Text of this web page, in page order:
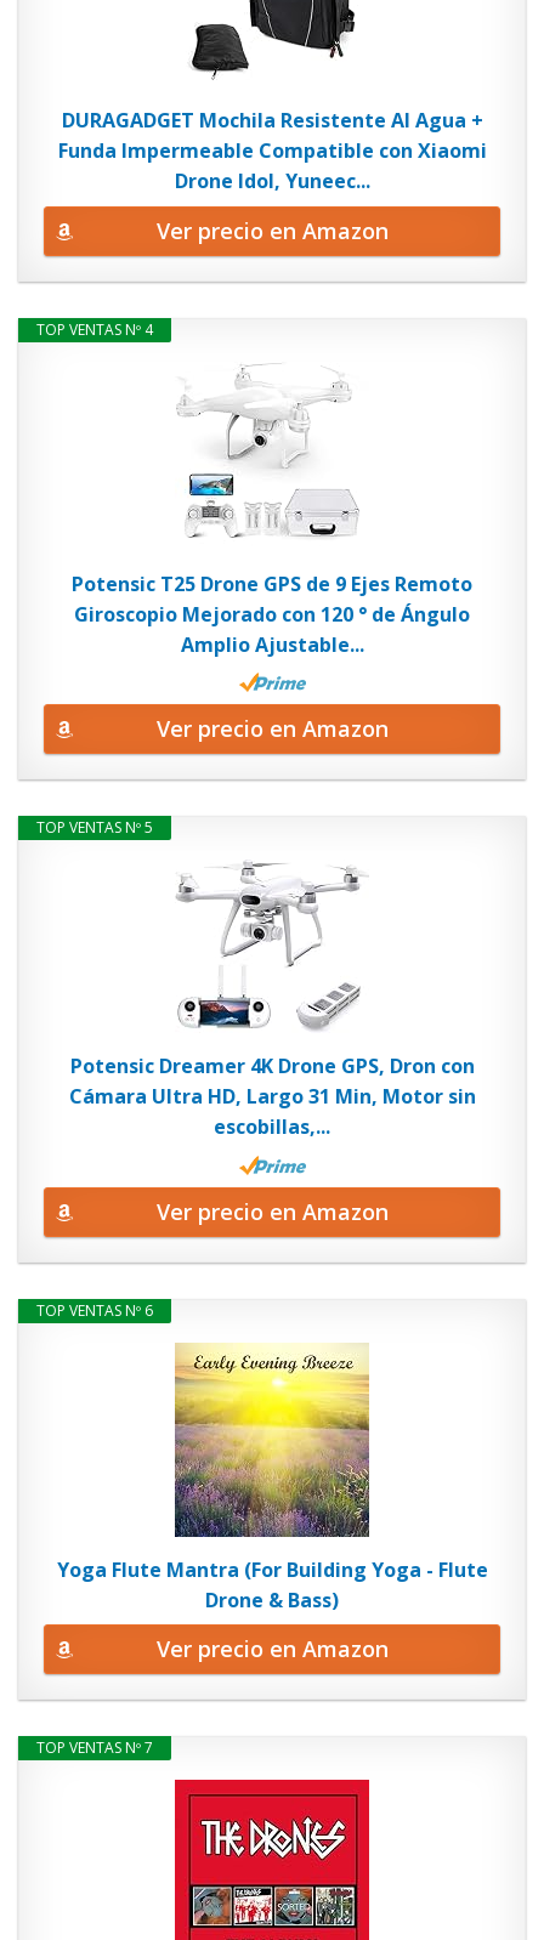
DURAGADGET Mochila Resistente Al Agua +
Funda Impermeable Compatible con Xiaomi
Drone Idol, Yuneec...
Ver precio en Amazon
TOP VENTAS Nº 4
Potensic T25 Drone GPS de 9 Ejes Remoto
Giroscopio Mejorado con 120 ° de Ángulo
Amplio Ajustable...
Ver precio en Amazon
TOP VENTAS Nº 5
Potensic Dreamer 4K Drone GPS, Dron con
Cámara Ultra HD, Largo 31 Min, Motor sin
escobillas,...
Ver precio en Amazon
TOP VENTAS Nº 6
Yoga Flute Mantra (For Building Yoga - Flute
Drone & Bass)
Ver precio en Amazon
TOP VENTAS Nº 7